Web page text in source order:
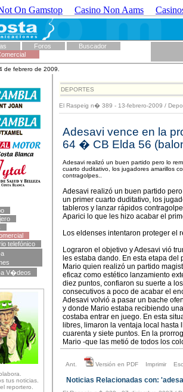
On Gamstop Casino Non Aams
Foros
Buscador
de febrero de 2009.
telefónico
V�deos
tus noticias.
reportero.
DEPORTES
El Raspeig n� 389 - 13-febrero-2009 /
Adesavi vence en la
64 � CB Elda 56
Adesavi realizó un buen partido pero lo
cuarto duditativo, los jugadores amarillos
contragolpes..
Adesavi realizó un buen partido
un primer cuarto duditativo, los
tableros y lanzar rápidos
Aparici lo que les hizo acabar el
Los eldenses intentaron proteger el
Lograron el objetivo y Adesavi vió
les estaba dando. En esta etapa
Mario quien realizó un partido
eficaz como estético lanzamiento
diez puntos, confiaron su suerte a
consecutivos a poco de acabar el
Adesavi volvió a pasar un bache
y donde Mario estaba recibiendo
costaba entrar en juego. En esta
libres, limaron la ventaja local
cuarenta y siete puntos. En la
Mario -que las metió de todos los
Ant. Versión en PDF Imprimir
Noticias Relacionadas con: